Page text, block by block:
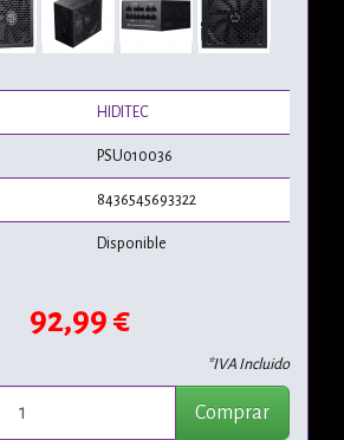
HIDITEC
PSU010036
8436545693322
Disponible
92,99 €
*IVA Incluido
Comprar